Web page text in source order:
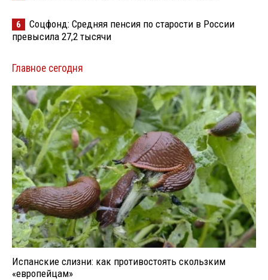
6
Соцфонд: Средняя пенсия по старости в России
превысила 27,2 тысячи
Главное сегодня
Испанские слизни: как противостоять скользким
«европейцам»